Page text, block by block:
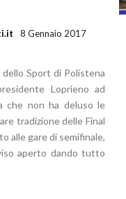
8 Gennaio 2017
dello Sport di Polistena
Loprieno ad
che non ha deluso le
tradizione delle Final
alle gare di semifinale,
aperto dando tutto